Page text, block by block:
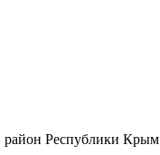
район Республики Крым